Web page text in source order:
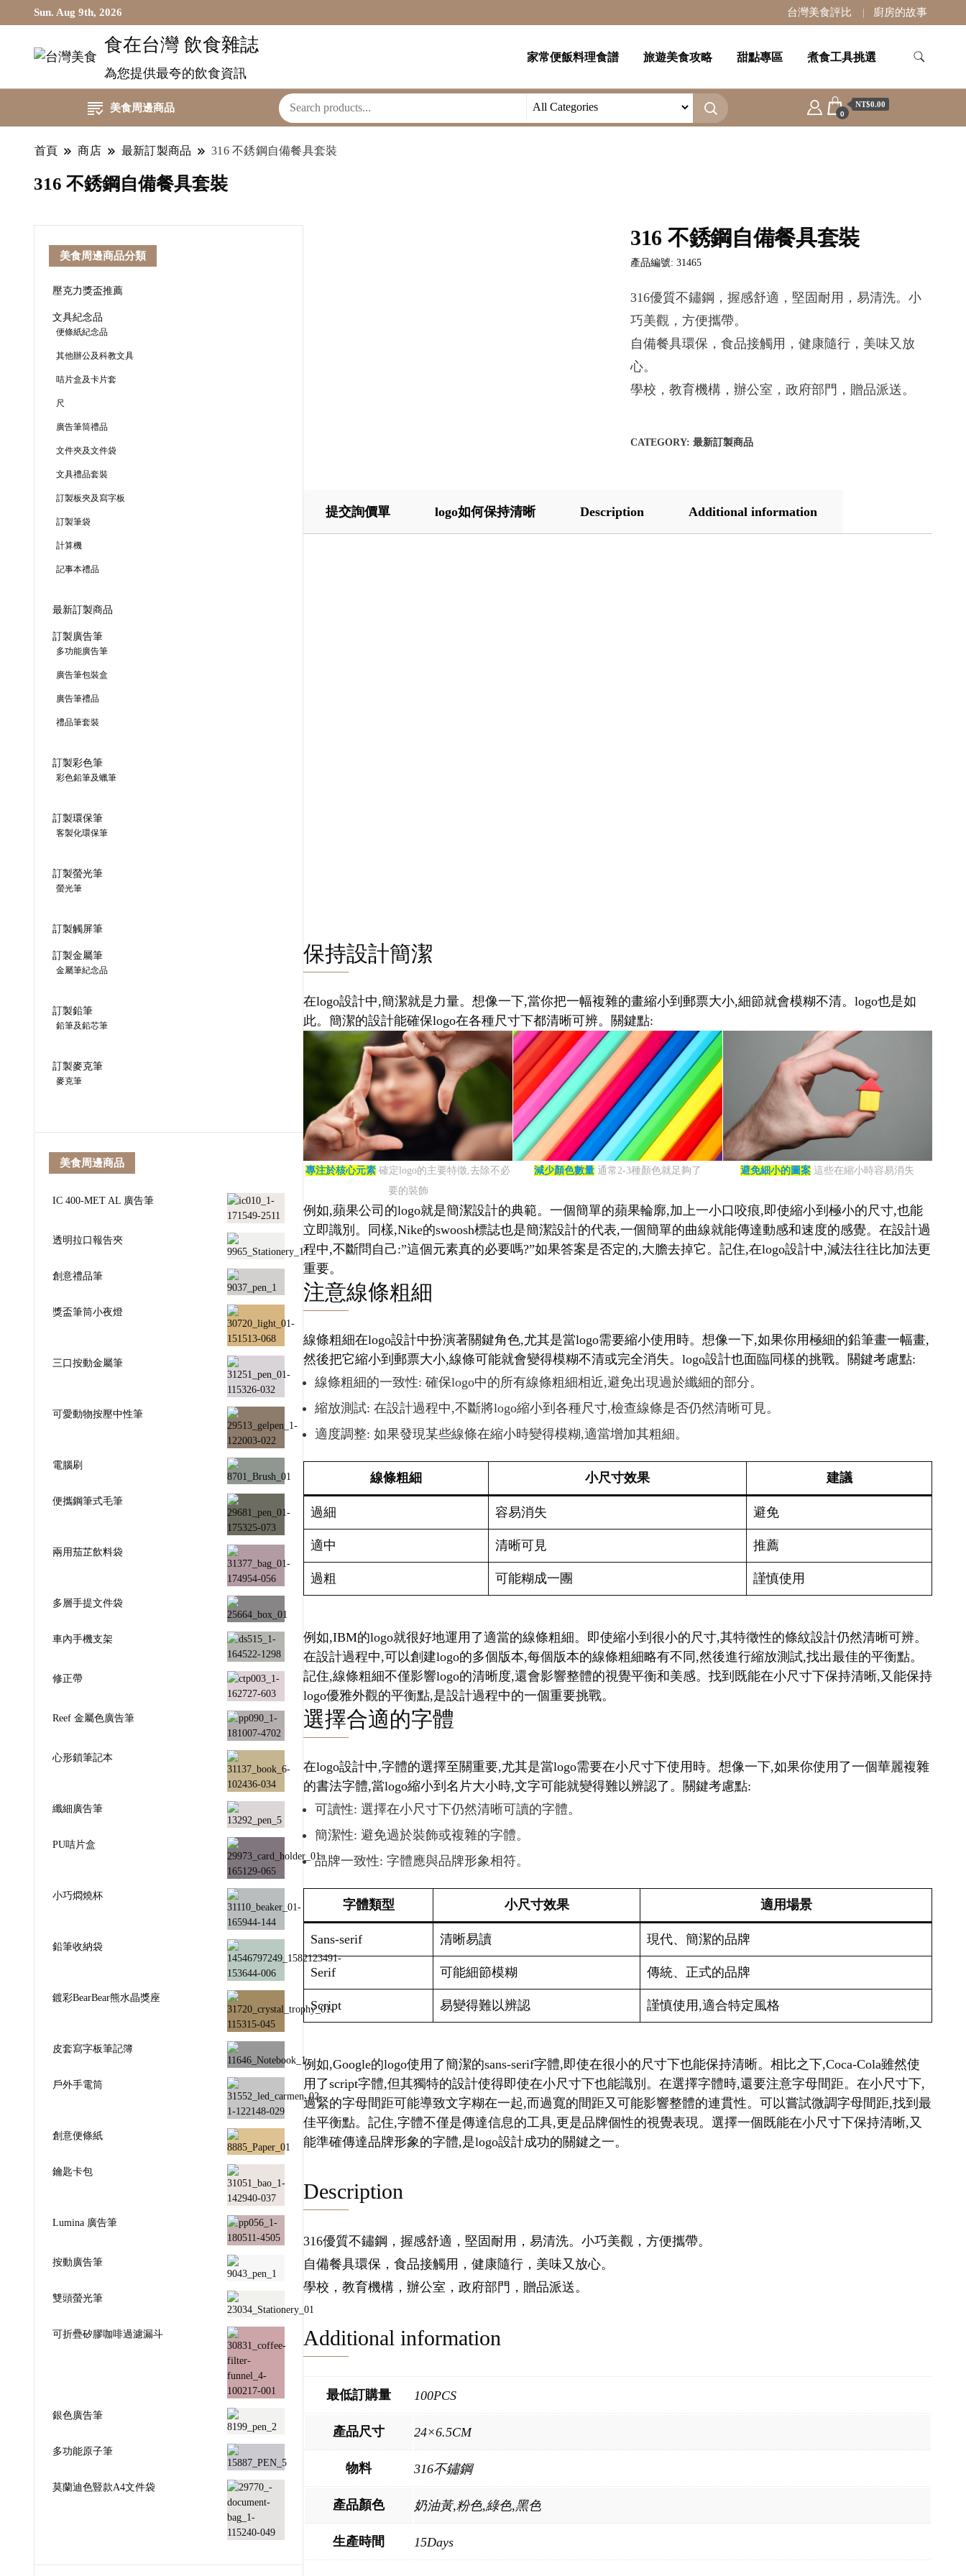
Sun. Aug 9th, 2026 台灣美食評比 廚房的故事
食在台灣 飲食雜誌
為您提供最夸的飲食資訊
家常便飯料理食譜 旅遊美食攻略 甜點專區 煮食工具挑選
美食周邊商品 0
NT$0.00
首頁 商店 最新訂製商品 316 不銹鋼自備餐具套裝
316 不銹鋼自備餐具套裝
316 不銹鋼自備餐具套裝
產品編號: 31465
316優質不鏽鋼，握感舒適，堅固耐用，易清洗。小
巧美觀，方便攜帶。
自備餐具環保，食品接觸用，健康隨行，美味又放
心。
學校，教育機構，辦公室，政府部門，贈品派送。
CATEGORY: 最新訂製商品
提交詢價單 logo如何保持清晰 Description Additional information
保持設計簡潔
在logo設計中,簡潔就是力量。想像一下,當你把一幅複雜的畫縮小到郵票大小,細節就會模糊不清。logo也是如
此。簡潔的設計能確保logo在各種尺寸下都清晰可辨。關鍵點:
專注於核心元素 確定logo的主要特徵,去除不必
要的裝飾
減少顏色數量 通常2-3種顏色就足夠了 避免細小的圖案 這些在縮小時容易消失
例如,蘋果公司的logo就是簡潔設計的典範。一個簡單的蘋果輪廓,加上一小口咬痕,即使縮小到極小的尺寸,也能
立即識別。同樣,Nike的swoosh標誌也是簡潔設計的代表,一個簡單的曲線就能傳達動感和速度的感覺。在設計過
程中,不斷問自己:”這個元素真的必要嗎?”如果答案是否定的,大膽去掉它。記住,在logo設計中,減法往往比加法更
重要。
注意線條粗細
線條粗細在logo設計中扮演著關鍵角色,尤其是當logo需要縮小使用時。想像一下,如果你用極細的鉛筆畫一幅畫,
然後把它縮小到郵票大小,線條可能就會變得模糊不清或完全消失。logo設計也面臨同樣的挑戰。關鍵考慮點:
線條粗細的一致性: 確保logo中的所有線條粗細相近,避免出現過於纖細的部分。
縮放測試: 在設計過程中,不斷將logo縮小到各種尺寸,檢查線條是否仍然清晰可見。
適度調整: 如果發現某些線條在縮小時變得模糊,適當增加其粗細。
線條粗細 小尺寸效果 建議
過細 容易消失 避免
適中 清晰可見 推薦
過粗 可能糊成一團 謹慎使用
例如,IBM的logo就很好地運用了適當的線條粗細。即使縮小到很小的尺寸,其特徵性的條紋設計仍然清晰可辨。
在設計過程中,可以創建logo的多個版本,每個版本的線條粗細略有不同,然後進行縮放測試,找出最佳的平衡點。
記住,線條粗細不僅影響logo的清晰度,還會影響整體的視覺平衡和美感。找到既能在小尺寸下保持清晰,又能保持
logo優雅外觀的平衡點,是設計過程中的一個重要挑戰。
選擇合適的字體
在logo設計中,字體的選擇至關重要,尤其是當logo需要在小尺寸下使用時。想像一下,如果你使用了一個華麗複雜
的書法字體,當logo縮小到名片大小時,文字可能就變得難以辨認了。關鍵考慮點:
可讀性: 選擇在小尺寸下仍然清晰可讀的字體。
簡潔性: 避免過於裝飾或複雜的字體。
品牌一致性: 字體應與品牌形象相符。
字體類型 小尺寸效果 適用場景
Sans-serif 清晰易讀 現代、簡潔的品牌
Serif 可能細節模糊 傳統、正式的品牌
Script 易變得難以辨認 謹慎使用,適合特定風格
例如,Google的logo使用了簡潔的sans-serif字體,即使在很小的尺寸下也能保持清晰。相比之下,Coca-Cola雖然使
用了script字體,但其獨特的設計使得即使在小尺寸下也能識別。在選擇字體時,還要注意字母間距。在小尺寸下,
過緊的字母間距可能導致文字糊在一起,而過寬的間距又可能影響整體的連貫性。可以嘗試微調字母間距,找到最
佳平衡點。記住,字體不僅是傳達信息的工具,更是品牌個性的視覺表現。選擇一個既能在小尺寸下保持清晰,又
能準確傳達品牌形象的字體,是logo設計成功的關鍵之一。
Description
316優質不鏽鋼，握感舒適，堅固耐用，易清洗。小巧美觀，方便攜帶。
自備餐具環保，食品接觸用，健康隨行，美味又放心。
學校，教育機構，辦公室，政府部門，贈品派送。
Additional information
最低訂購量 100PCS
產品尺寸 24×6.5CM
物料 316不鏽鋼
產品顏色 奶油黃,粉色,綠色,黑色
生產時間 15Days
美食周邊商品分類
壓克力獎盃推薦
文具紀念品
便條紙紀念品
其他辦公及科教文具
咭片盒及卡片套
尺
廣告筆筒禮品
文件夾及文件袋
文具禮品套裝
訂製板夾及寫字板
訂製筆袋
計算機
記事本禮品
最新訂製商品
訂製廣告筆
多功能廣告筆
廣告筆包裝盒
廣告筆禮品
禮品筆套裝
訂製彩色筆
彩色鉛筆及蠟筆
訂製環保筆
客製化環保筆
訂製螢光筆
螢光筆
訂製觸屏筆
訂製金屬筆
金屬筆紀念品
訂製鉛筆
鉛筆及鉛芯筆
訂製麥克筆
麥克筆
美食周邊商品
IC 400-MET AL 廣告筆
透明拉口報告夾
創意禮品筆
獎盃筆筒小夜燈
三口按動金屬筆
可愛動物按壓中性筆
電腦刷
便攜鋼筆式毛筆
兩用茄芷飲料袋
多層手提文件袋
車內手機支架
修正帶
Reef 金屬色廣告筆
心形鎖筆記本
纖細廣告筆
PU咭片盒
小巧燜燒杯
鉛筆收納袋
鍍彩BearBear熊水晶獎座
皮套寫字板筆記簿
戶外手電筒
創意便條紙
鑰匙卡包
Lumina 廣告筆
按動廣告筆
雙頭螢光筆
可折疊矽膠咖啡過濾漏斗
銀色廣告筆
多功能原子筆
莫蘭迪色豎款A4文件袋